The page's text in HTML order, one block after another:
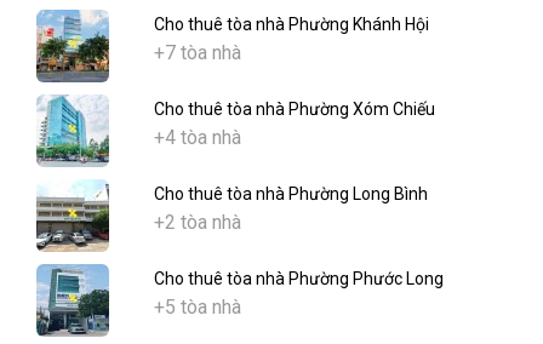
Cho thuê tòa nhà Phường Khánh Hội
+7 tòa nhà
Cho thuê tòa nhà Phường Xóm Chiếu
+4 tòa nhà
Cho thuê tòa nhà Phường Long Bình
+2 tòa nhà
Cho thuê tòa nhà Phường Phước Long
+5 tòa nhà